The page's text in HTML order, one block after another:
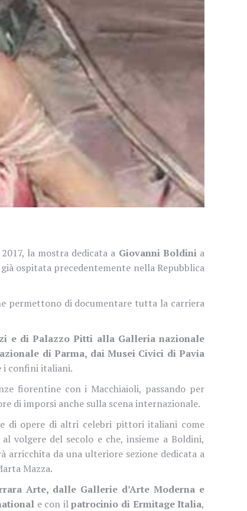
la mostra dedicata a Giovanni Boldinia
ospitata precedentemente nella Repubblica
permettono di documentare tutta la carriera
e di Palazzo Pitti alla Galleria nazionale
di Parma, dai Musei Civici di Pavia
i confini italiani.
fiorentine con i Macchiaioli, passando per
di imporsi anche sulla scena internazionale.
di opere di altri celebri pittori italiani come
volgere del secolo e che, insieme a Boldini,
arricchita da una ulteriore sezione dedicata a
Mazza.
Arte, dalle Gallerie d’Arte Moderna e
e con ilpatrocinio di Ermitage Italia,